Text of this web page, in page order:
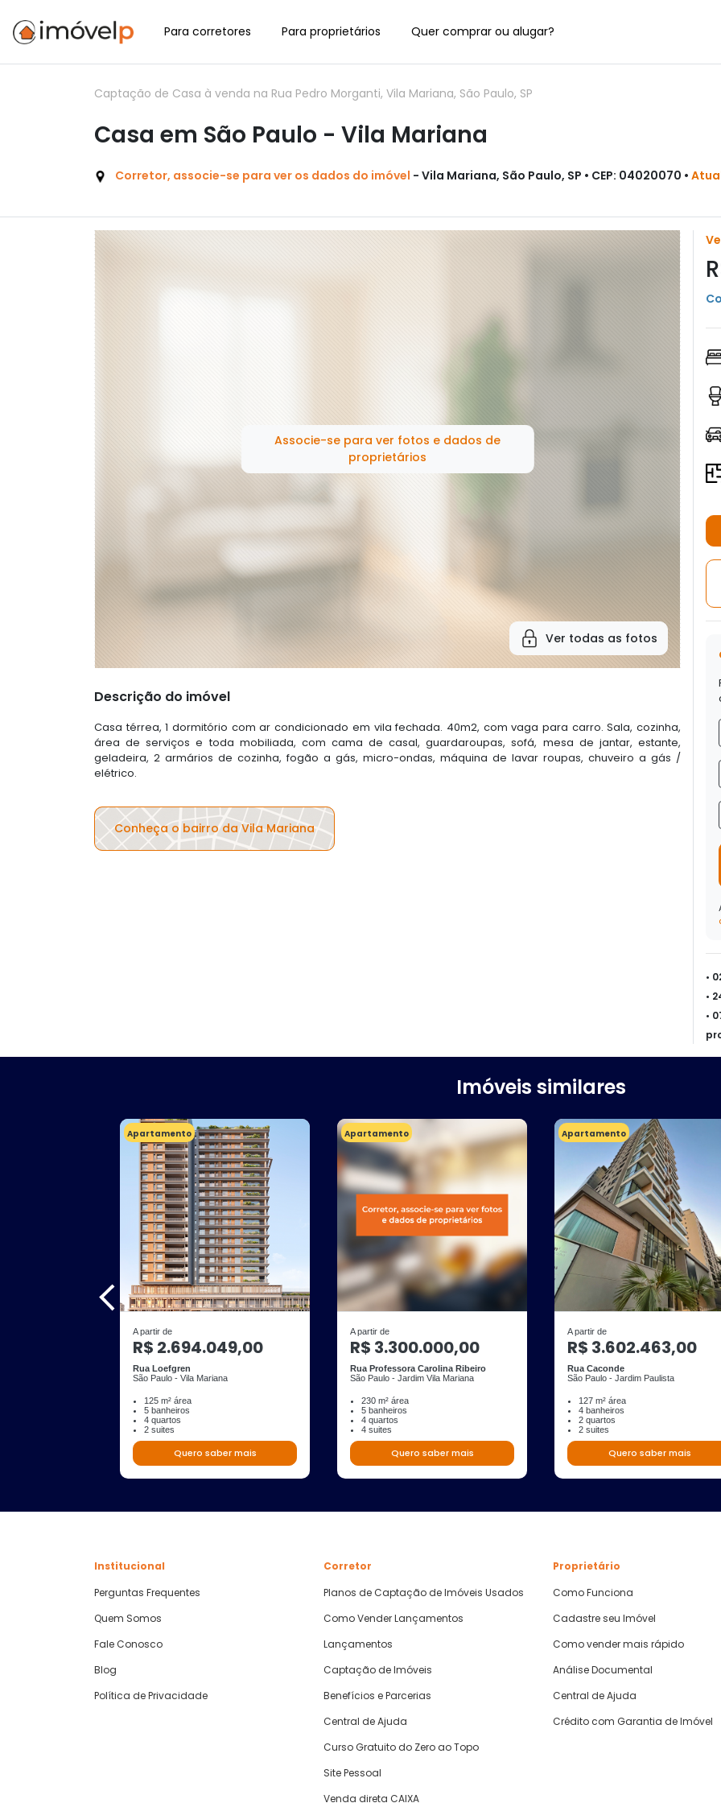
Para corretores Para proprietários Quer comprar ou alugar?
Captação de Casa à venda na Rua Pedro Morganti, Vila Mariana, São Paulo, SP
Casa em São Paulo - Vila Mariana
Corretor, associe-se para ver os dados do imóvel - Vila Mariana, São Paulo, SP • CEP: 04020070 •
Associe-se para ver fotos e dados de
proprietários
Ver todas as fotos
Descrição do imóvel
Casa térrea, 1 dormitório com ar condicionado em vila fechada. 40m2, com vaga para carro. Sala, cozinha,
área de serviços e toda mobiliada, com cama de casal, guardaroupas, sofá, mesa de jantar, estante,
geladeira, 2 armários de cozinha, fogão a gás, micro-ondas, máquina de lavar roupas, chuveiro a gás /
elétrico.
Conheça o bairro da Vila Mariana
•
•
•
Imóveis similares
Apartamento
A partir de
R$ 2.694.049,00
Rua Loefgren
São Paulo - Vila Mariana
125 m² área
5 banheiros
4 quartos
2 suites
Quero saber mais
Apartamento
A partir de
R$ 3.300.000,00
Rua Professora Carolina Ribeiro
São Paulo - Jardim Vila Mariana
230 m² área
5 banheiros
4 quartos
4 suites
Quero saber mais
Apartamento
A partir de
R$ 3.602.463,00
Rua Caconde
São Paulo - Jardim Paulista
127 m² área
4 banheiros
2 quartos
2 suites
Quero saber mais
Institucional
Perguntas Frequentes
Quem Somos
Fale Conosco
Blog
Política de Privacidade
Corretor
Planos de Captação de Imóveis Usados
Como Vender Lançamentos
Lançamentos
Captação de Imóveis
Benefícios e Parcerias
Central de Ajuda
Curso Gratuito do Zero ao Topo
Site Pessoal
Venda direta CAIXA
Proprietário
Como Funciona
Cadastre seu Imóvel
Como vender mais rápido
Análise Documental
Central de Ajuda
Crédito com Garantia de Imóvel